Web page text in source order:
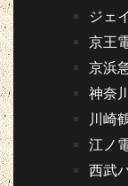
ジェ
京王
京浜
神奈
川崎
江ノ
西武